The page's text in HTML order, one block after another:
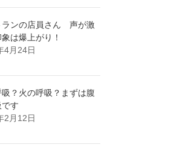
ランの店員さん 声が激
は爆上がり！
4月24日
？火の呼吸？まずは腹
す
2月12日